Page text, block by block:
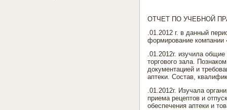
ОТЧЕТ ПО УЧЕБНОЙ
.01.2012 г. в данный
формирование компании
.01.2012г. изучила
торгового зала.
документацией и
аптеки. Состав,
.01.2012г. Изучала
приема рецептов и
обеспечения аптеки и